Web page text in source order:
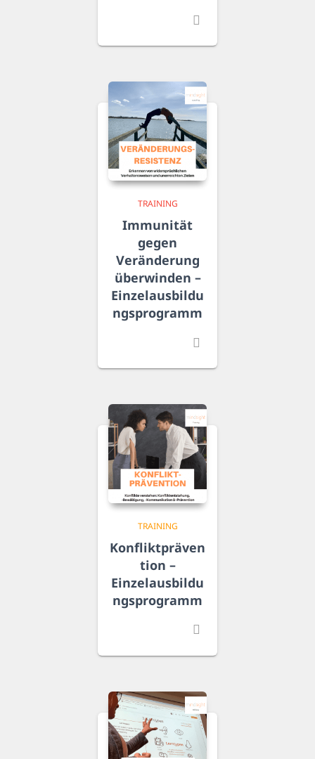
TRAINING
Immunität
gegen
Veränderung
überwinden –
Einzelausbildu
ngsprogramm
TRAINING
Konfliktpräven
tion –
Einzelausbildu
ngsprogramm